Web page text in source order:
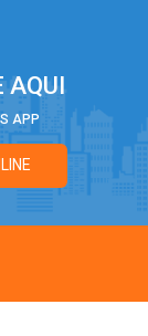
AQUI
APP